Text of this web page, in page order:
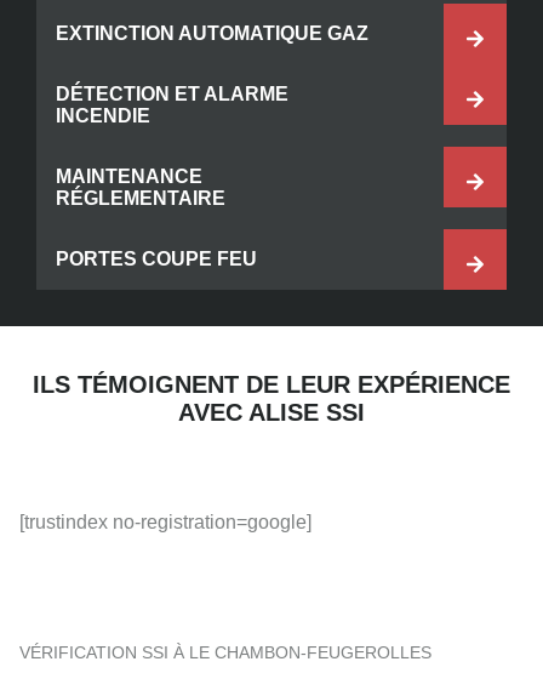
EXTINCTION AUTOMATIQUE GAZ
DÉTECTION ET ALARME
INCENDIE
MAINTENANCE
RÉGLEMENTAIRE
PORTES COUPE FEU
ILS TÉMOIGNENT DE LEUR EXPÉRIENCE
AVEC ALISE SSI
[trustindex no-registration=google]
VÉRIFICATION SSI À LE CHAMBON-FEUGEROLLES